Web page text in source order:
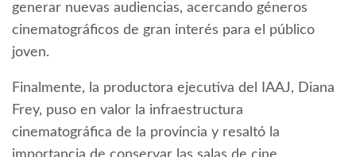
generar nuevas audiencias, acercando géneros
cinematográficos de gran interés para el público
joven.
Finalmente, la productora ejecutiva del IAAJ, Diana
Frey, puso en valor la infraestructura
cinematográfica de la provincia y resaltó la